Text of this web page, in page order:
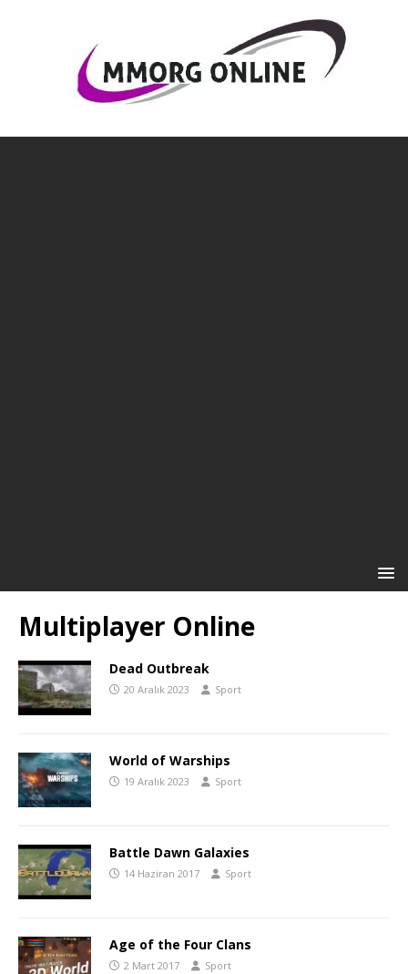
Multiplayer Online
Dead Outbreak
20 Aralık 2023 Sport
World of Warships
19 Aralık 2023 Sport
Battle Dawn Galaxies
14 Haziran 2017 Sport
Age of the Four Clans
2 Mart 2017 Sport